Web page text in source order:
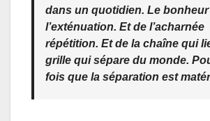
dans un quotidien. Le
l’exténuation. Et de l’acharnée
répétition. Et de la chaîne qui
grille qui sépare du monde.
fois que la séparation est